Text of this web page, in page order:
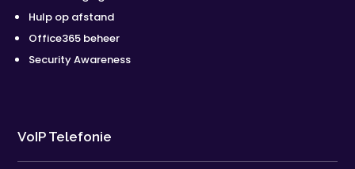
Hulp op afstand
Office365 beheer
Security Awareness
VoIP Telefonie